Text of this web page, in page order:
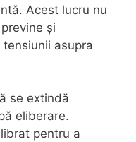
Acest lucru nu
și
asupra
se extindă
eliberare.
pentru a